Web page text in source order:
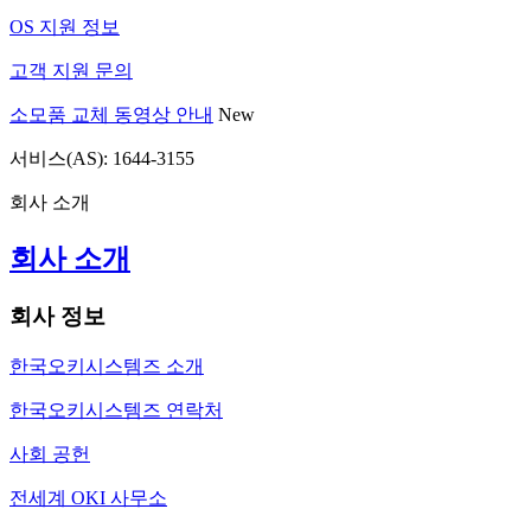
OS 지원 정보
고객 지원 문의
소모품 교체 동영상 안내 New
서비스(AS): 1644-3155
회사 소개
회사 소개
회사 정보
한국오키시스템즈 소개
한국오키시스템즈 연락처
사회 공헌
전세계 OKI 사무소